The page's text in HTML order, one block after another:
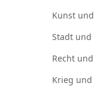
Kunst und
Stadt und
Recht und
Krieg und